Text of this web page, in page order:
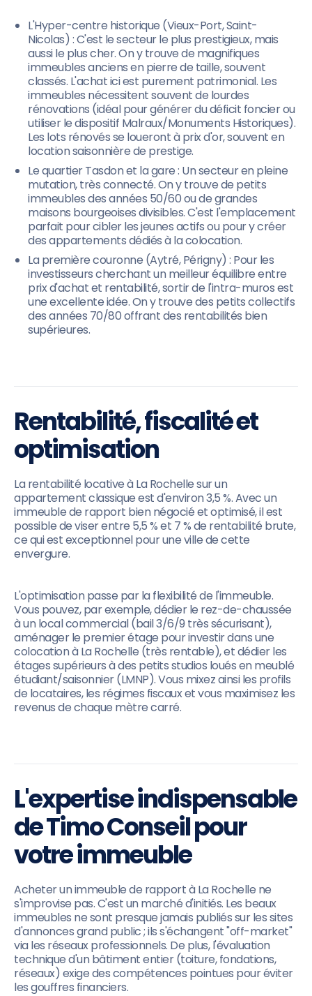
L'Hyper-centre historique (Vieux-Port, Saint-
Nicolas) : C'est le secteur le plus prestigieux, mais
aussi le plus cher. On y trouve de magnifiques
immeubles anciens en pierre de taille, souvent
classés. L'achat ici est purement patrimonial. Les
immeubles nécessitent souvent de lourdes
rénovations (idéal pour générer du déficit foncier ou
utiliser le dispositif Malraux/Monuments Historiques).
Les lots rénovés se loueront à prix d'or, souvent en
location saisonnière de prestige.
Le quartier Tasdon et la gare : Un secteur en pleine
mutation, très connecté. On y trouve de petits
immeubles des années 50/60 ou de grandes
maisons bourgeoises divisibles. C'est l'emplacement
parfait pour cibler les jeunes actifs ou pour y créer
des appartements dédiés à la colocation.
La première couronne (Aytré, Périgny) : Pour les
investisseurs cherchant un meilleur équilibre entre
prix d'achat et rentabilité, sortir de l'intra-muros est
une excellente idée. On y trouve des petits collectifs
des années 70/80 offrant des rentabilités bien
supérieures.
Rentabilité, fiscalité et
optimisation
La rentabilité locative à La Rochelle sur un
appartement classique est d'environ 3,5 %. Avec un
immeuble de rapport bien négocié et optimisé, il est
possible de viser entre 5,5 % et 7 % de rentabilité brute,
ce qui est exceptionnel pour une ville de cette
envergure.
L'optimisation passe par la flexibilité de l'immeuble.
Vous pouvez, par exemple, dédier le rez-de-chaussée
à un local commercial (bail 3/6/9 très sécurisant),
aménager le premier étage pour investir dans une
colocation à La Rochelle (très rentable), et dédier les
étages supérieurs à des petits studios loués en meublé
étudiant/saisonnier (LMNP). Vous mixez ainsi les profils
de locataires, les régimes fiscaux et vous maximisez les
revenus de chaque mètre carré.
L'expertise indispensable
de Timo Conseil pour
votre immeuble
Acheter un immeuble de rapport à La Rochelle ne
s'improvise pas. C'est un marché d'initiés. Les beaux
immeubles ne sont presque jamais publiés sur les sites
d'annonces grand public ; ils s'échangent "off-market"
via les réseaux professionnels. De plus, l'évaluation
technique d'un bâtiment entier (toiture, fondations,
réseaux) exige des compétences pointues pour éviter
les gouffres financiers.